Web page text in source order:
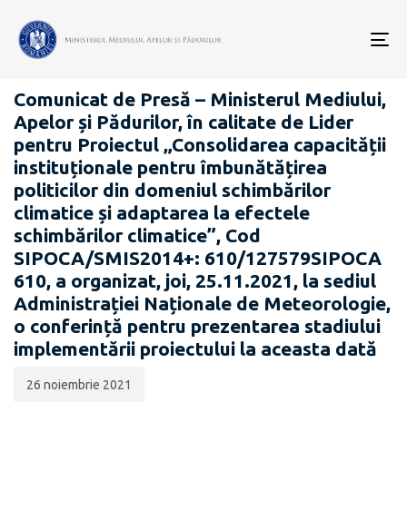
SIPOCA 610-RO-ADAPT
Comunicat de Presă – Ministerul Mediului,
Apelor și Pădurilor, în calitate de Lider
pentru Proiectul „Consolidarea capacității
instituționale pentru îmbunătățirea
politicilor din domeniul schimbărilor
climatice și adaptarea la efectele
schimbărilor climatice”, Cod
SIPOCA/SMIS2014+: 610/127579SIPOCA
610, a organizat, joi, 25.11.2021, la sediul
Administrației Naționale de Meteorologie,
o conferință pentru prezentarea stadiului
implementării proiectului la aceasta dată
publicării:
26 noiembrie 2021